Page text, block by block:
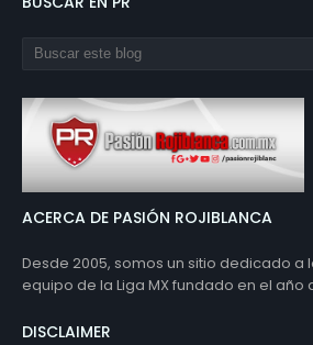
ACERCA DE PASIÓN ROJIBLANCA
Desde 2005, somos un sitio dedicado a
equipo de la Liga MX fundado en el año
DISCLAIMER